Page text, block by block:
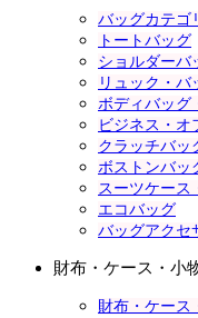
バッグカテゴ
トートバッグ
ショルダーバ
リュック・バ
ボディバッグ
ビジネス・オ
クラッチバッ
ボストンバッ
スーツケース
エコバッグ
バッグアクセ
財布・ケース・小
財布・ケース